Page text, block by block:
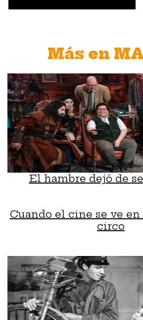
Más en
El hambre dejó de
Cuando el cine se ve
circo